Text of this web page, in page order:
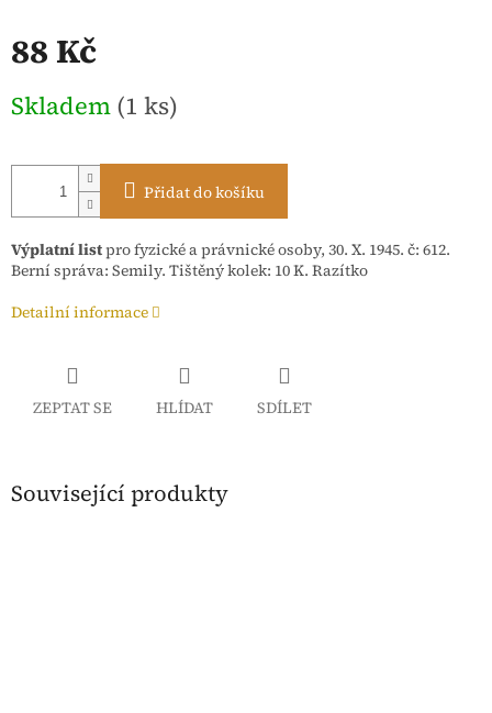
88 Kč
cena:
Skladem (1 ks)
Přidat do košíku
Výplatní listpro fyzické a právnické osoby, 30. X. 1945. č: 612.
Berní správa: Semily. Tištěný kolek: 10 K. Razítko
Detailní informace
ZEPTAT SE HLÍDAT SDÍLET
Související produkty